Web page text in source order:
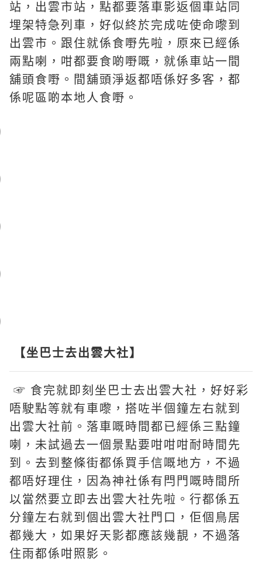
站，出雲市站，點都要落車影返個車站同
埋架特急列車，好似終於完成咗使命嚟到
出雲市。跟住就係食嘢先啦，原來已經係
兩點喇，咁都要食啲嘢嘅，就係車站一間
舖頭食嘢。間舖頭淨返都唔係好多客，都
係呢區啲本地人食嘢。
【坐巴士去出雲大社】
☞ 食完就即刻坐巴士去出雲大社，好好彩
唔駛點等就有車嚟，搭咗半個鐘左右就到
出雲大社前。落車嘅時間都已經係三點鐘
喇，未試過去一個景點要咁咁咁耐時間先
到。去到整條街都係買手信嘅地方，不過
都唔好理住，因為神社係有閂門嘅時間所
以當然要立即去出雲大社先啦。行都係五
分鐘左右就到個出雲大社門口，佢個鳥居
都幾大，如果好天影都應該幾靚，不過落
住雨都係咁照影。